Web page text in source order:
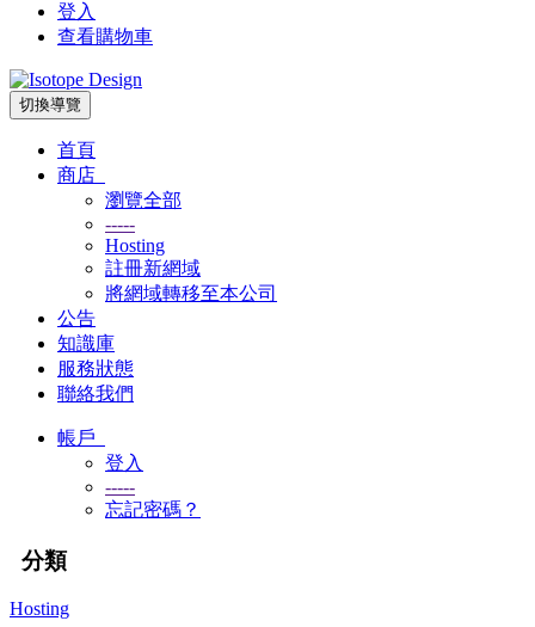
登入
查看購物車
切換導覽
首頁
商店
瀏覽全部
-----
Hosting
註冊新網域
將網域轉移至本公司
公告
知識庫
服務狀態
聯絡我們
帳戶
登入
-----
忘記密碼？
分類
Hosting